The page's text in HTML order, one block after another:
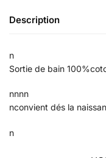
Description
n
Sortie de bain
nnnn
nconvient dés la
n